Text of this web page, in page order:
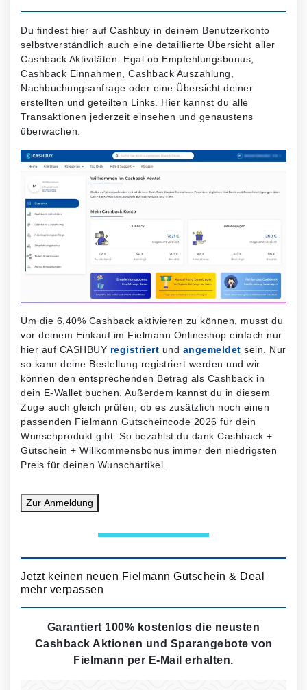
Du findest hier auf Cashbuy in deinem Benutzerkonto
selbstverständlich auch eine detaillierte Übersicht aller
Cashback Aktivitäten. Egal ob Empfehlungsbonus,
Cashback Einnahmen, Cashback Auszahlung,
Nachbuchungsanfrage oder eine Übersicht deiner
erstellten und geteilten Links. Hier kannst du alle
Transaktionen jederzeit einsehen und genaustens
überwachen.
Um die 6,40% Cashback aktivieren zu können, musst du
vor deinem Einkauf im Fielmann Onlineshop einfach nur
hier auf CASHBUY registriert und angemeldet sein. Nur
so kann deine Bestellung registriert werden und wir
können den entsprechenden Betrag als Cashback in
dein E-Wallet buchen. Außerdem kannst du in diesem
Zuge auch gleich prüfen, ob es zusätzlich noch einen
passenden Fielmann Gutscheincode 2026 für dein
Wunschprodukt gibt. So bezahlst du dank Cashback +
Gutschein + Willkommensbonus immer den niedrigsten
Preis für deinen Wunschartikel.
Zur Anmeldung
Jetzt keinen neuen Fielmann Gutschein & Deal
mehr verpassen
Garantiert 100% kostenlos die neusten
Cashback Aktionen und Sparangebote von
Fielmann per E-Mail erhalten.